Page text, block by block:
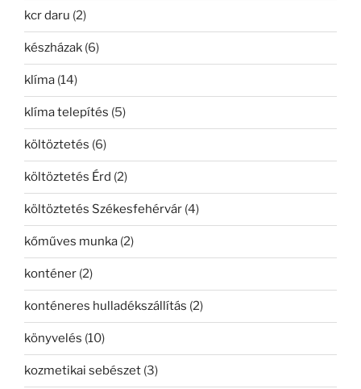
kcr daru (2)
készházak (6)
klíma (14)
klíma telepítés (5)
költöztetés (6)
költöztetés Érd (2)
költöztetés Székesfehérvár (4)
kőműves munka (2)
konténer (2)
konténeres hulladékszállítás (2)
könyvelés (10)
kozmetikai sebészet (3)